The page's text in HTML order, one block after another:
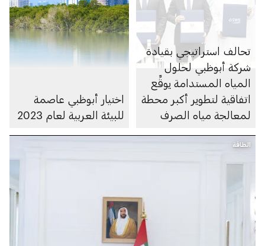
تحالف استراتيجي بقيادة
شركة أبوظبي لحلول
المياه المستدامة يوقِّع
اتفاقية لتطوير أكبر محطة
لمعالجة مياه الصرف
اختيار أبوظبي عاصمة
للبيئة العربية لعام 2023
الطاقة